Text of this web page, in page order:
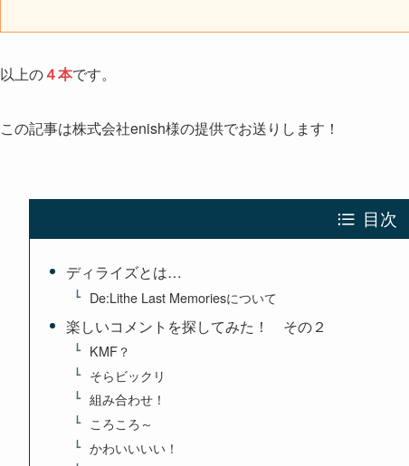
以上の４本です。
この記事は株式会社enish様の提供でお送りします！
目次
ディライズとは…
De:Lithe Last Memoriesについて
楽しいコメントを探してみた！ その２
KMF？
そらビックリ
組み合わせ！
ころころ～
かわいいいい！